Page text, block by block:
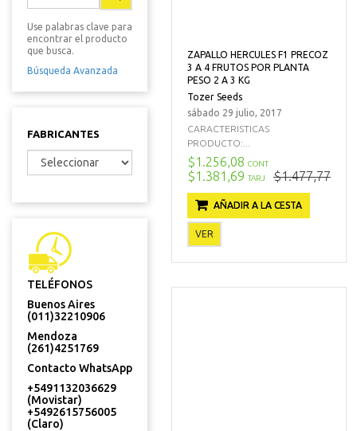
Use palabras clave para
encontrar el producto
que busca.
Búsqueda Avanzada
FABRICANTES
TELÉFONOS
Buenos Aires
(011)32210906
Mendoza
(261)4251769
Contacto WhatsApp
+5491132036629
(Movistar)
+5492615756005
(Claro)
ZAPALLO HERCULES F1 PRECOZ
3 A 4 FRUTOS POR PLANTA
PESO 2 A 3 KG
Tozer Seeds
sábado 29 julio, 2017
CARACTERISTICAS
PRODUCTO:...
$1.256,08 CONT
$1.381,69 TARJ $1.477,77
AÑADIR A LA CESTA
VER